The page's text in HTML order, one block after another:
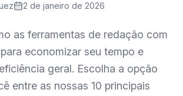
2 de janeiro de 2026
as ferramentas de redação com
economizar seu tempo e
geral. Escolha a opção
entre as nossas 10 principais